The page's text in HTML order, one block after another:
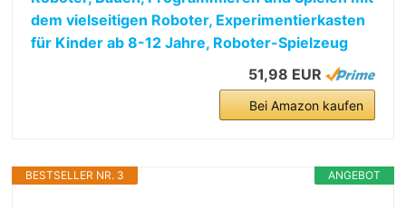
dem vielseitigen Roboter, Experimentierkasten
für Kinder ab 8-12 Jahre, Roboter-Spielzeug
51,98 EUR
Bei Amazon kaufen
ANGEBOT
BESTSELLER NR. 3